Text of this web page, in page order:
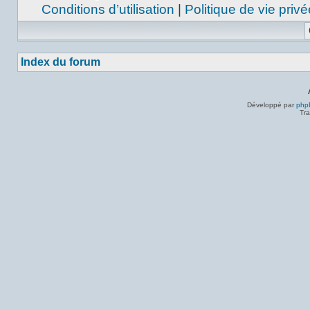
Conditions d’utilisation | Politique de vie
Index du forum
Développé par